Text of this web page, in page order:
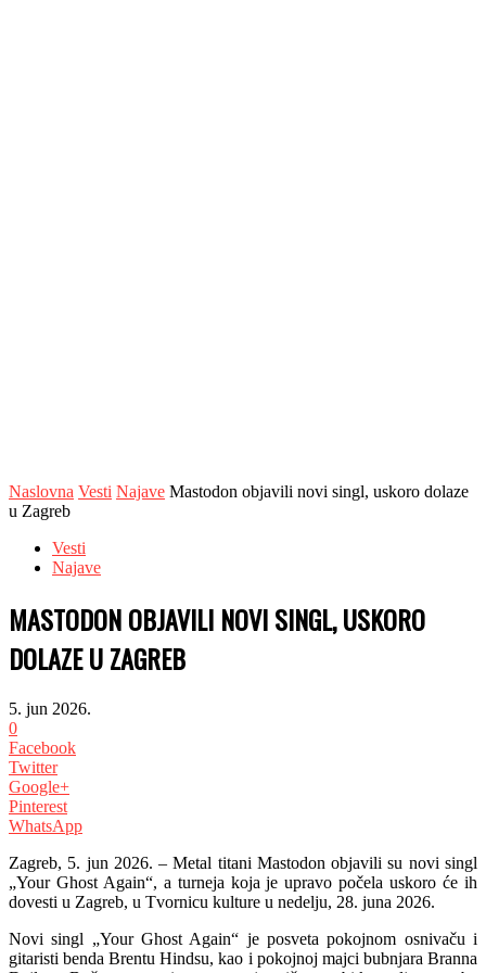
Naslovna Vesti Najave Mastodon objavili novi singl, uskoro dolaze
u Zagreb
Vesti
Najave
MASTODON OBJAVILI NOVI SINGL, USKORO
DOLAZE U ZAGREB
5. jun 2026.
0
Facebook
Twitter
Google+
Pinterest
WhatsApp
Zagreb, 5. jun 2026. – Metal titani Mastodon objavili su novi singl
„Your Ghost Again“, a turneja koja je upravo počela uskoro će ih
dovesti u Zagreb, u Tvornicu kulture u nedelju, 28. juna 2026.
Novi singl „Your Ghost Again“ je posveta pokojnom osnivaču i
gitaristi benda Brentu Hindsu, kao i pokojnoj majci bubnjara Branna